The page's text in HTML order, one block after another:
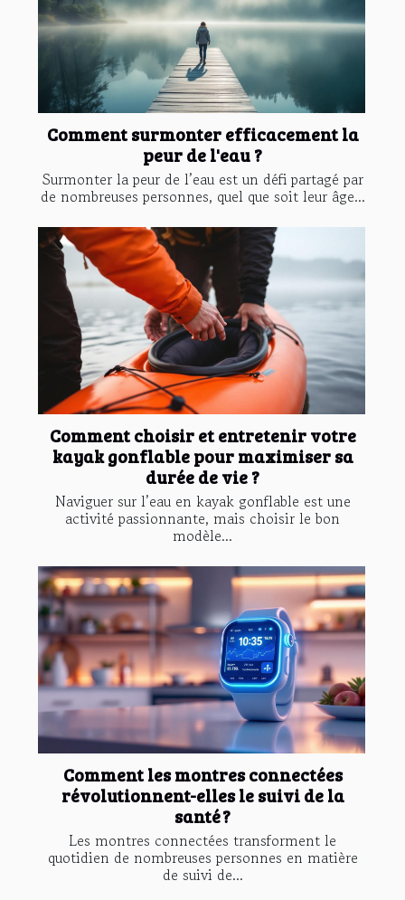
Comment surmonter efficacement la
peur de l'eau ?
Surmonter la peur de l’eau est un défi partagé par
de nombreuses personnes, quel que soit leur âge...
Comment choisir et entretenir votre
kayak gonflable pour maximiser sa
durée de vie ?
Naviguer sur l’eau en kayak gonflable est une
activité passionnante, mais choisir le bon
modèle...
Comment les montres connectées
révolutionnent-elles le suivi de la
santé ?
Les montres connectées transforment le
quotidien de nombreuses personnes en matière
de suivi de...